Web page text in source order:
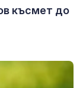
късмет до